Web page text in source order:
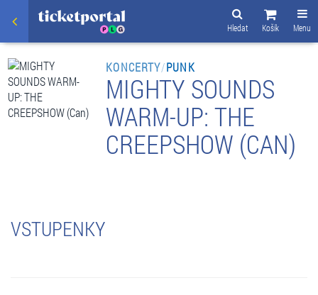
Menu
Košík
Hledat
KONCERTY/PUNK
MIGHTY SOUNDS
WARM-UP: THE
CREEPSHOW (CAN)
VSTUPENKY